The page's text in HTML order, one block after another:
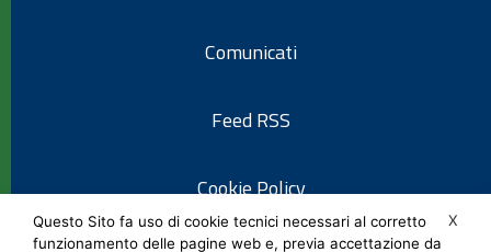
Comunicati
Feed RSS
Cookie Policy
X
Questo Sito fa uso di cookie tecnici necessari al corretto
funzionamento delle pagine web e, previa accettazione da